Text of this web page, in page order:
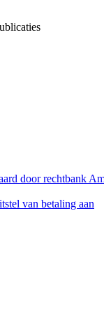
door rechtbank
van betaling aan